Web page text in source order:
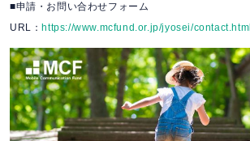
■申請・お問い合わせフォーム
URL： https://www.mcfund.or.jp/jyosei/contact.html